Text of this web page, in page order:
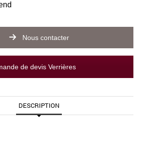
Nous contacter
de devis Verrières
DESCRIPTION